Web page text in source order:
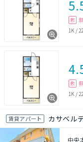
敷
1K /
敷
1K /
賃貸アパート カサベル
中央